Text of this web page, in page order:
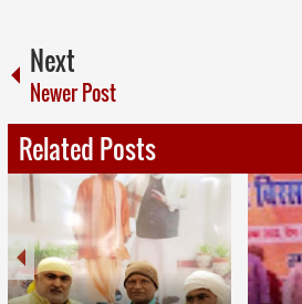
Next
Newer Post
Related Posts